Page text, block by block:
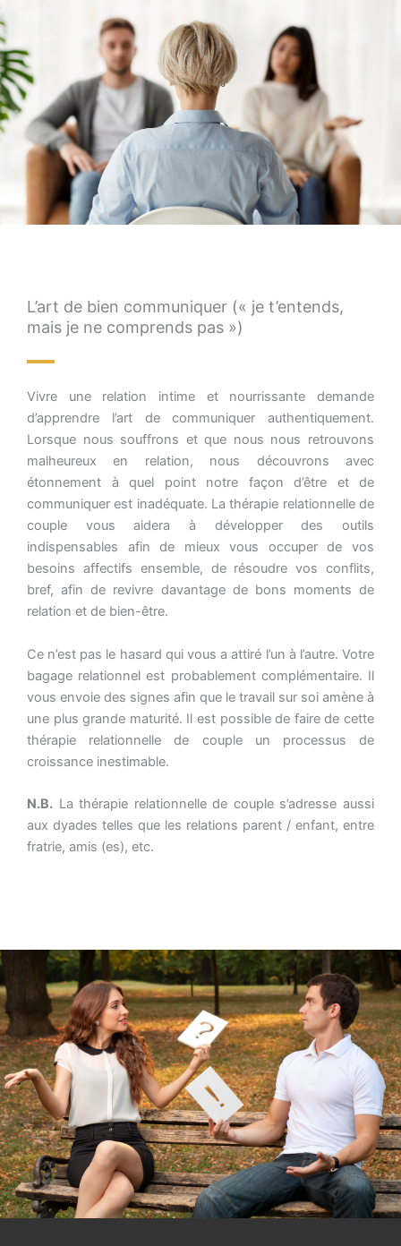
L’art de bien communiquer (« je t’entends,
mais je ne comprends pas »)
Vivre une relation intime et nourrissante demande
d’apprendre l’art de communiquer authentiquement.
Lorsque nous souffrons et que nous nous retrouvons
malheureux en relation, nous découvrons avec
étonnement à quel point notre façon d’être et de
communiquer est inadéquate. La thérapie relationnelle de
couple vous aidera à développer des outils
indispensables afin de mieux vous occuper de vos
besoins affectifs ensemble, de résoudre vos conflits,
bref, afin de revivre davantage de bons moments de
relation et de bien-être.
Ce n’est pas le hasard qui vous a attiré l’un à l’autre. Votre
bagage relationnel est probablement complémentaire. Il
vous envoie des signes afin que le travail sur soi amène à
une plus grande maturité. Il est possible de faire de cette
thérapie relationnelle de couple un processus de
croissance inestimable.
N.B. La thérapie relationnelle de couple s’adresse aussi
aux dyades telles que les relations parent / enfant, entre
fratrie, amis (es), etc.